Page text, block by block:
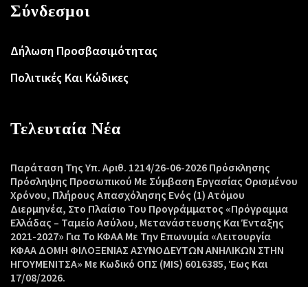
Σύνδεσμοι
Δήλωση Προσβασιμότητας
Πολιτικές Και Κώδικες
Τελευταία Νέα
Παράταση Της Υπ. Αριθ. 1214/26-06-2026 Πρόσκλησης
Πρόσληψης Προσωπικού Με Σύμβαση Εργασίας Ορισμένου
Χρόνου, Πλήρους Απασχόλησης Ενός (1) Ατόμου
Διερμηνέα, Στο Πλαίσιο Του Προγράμματος «Πρόγραμμα
Ελλάδας – Ταμείο Ασύλου, Μετανάστευσης Και Ένταξης
2021-2027» Για Το ΚΦΑΑ Με Την Επωνυμία «Λειτουργία
ΚΦΑΑ ΔΟΜΗ ΦΙΛΟΞΕΝΙΑΣ ΑΣΥΝΟΔΕΥΤΩΝ ΑΝΗΛΙΚΩΝ ΣΤΗΝ
ΗΓΟΥΜΕΝΙΤΣΑ» Με Κωδικό ΟΠΣ (MIS) 6016385, Έως Και
17/08/2026.